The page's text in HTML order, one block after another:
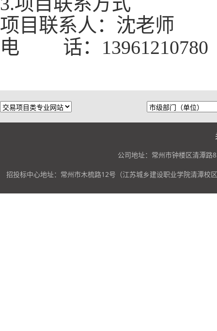
项目联系人： 沈老师
电
话： 13961210780
公司地址：常州市钟楼区清潭路
招投标中心地址：常州市木梳路12号（江苏城乡建设职业学院清潭校